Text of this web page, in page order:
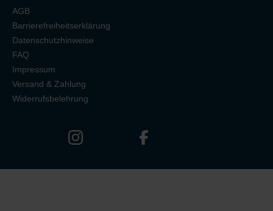
AGB
Barrierefreiheitserklärung
Datenschutzhinweise
FAQ
Impressum
Versand & Zahlung
Widerrufsbelehrung